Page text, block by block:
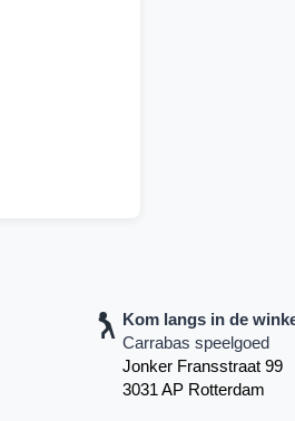
Kom langs in de
Carrabas speelgoed
Jonker Fransstraat 99
3031 AP Rotterdam